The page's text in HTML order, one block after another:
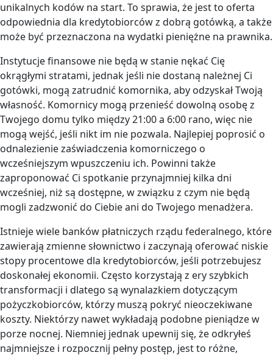
unikalnych kodów na start. To sprawia, że ​​jest to oferta
odpowiednia dla kredytobiorców z dobrą gotówką, a także
może być przeznaczona na wydatki pieniężne na prawnika.
Instytucje finansowe nie będą w stanie nękać Cię
okrągłymi stratami, jednak jeśli nie dostaną należnej Ci
gotówki, mogą zatrudnić komornika, aby odzyskał Twoją
własność. Komornicy mogą przenieść dowolną osobę z
Twojego domu tylko między 21:00 a 6:00 rano, więc nie
mogą wejść, jeśli nikt im nie pozwala. Najlepiej poprosić o
odnalezienie zaświadczenia komorniczego o
wcześniejszym wpuszczeniu ich. Powinni także
zaproponować Ci spotkanie przynajmniej kilka dni
wcześniej, niż są dostępne, w związku z czym nie będą
mogli zadzwonić do Ciebie ani do Twojego menadżera.
Istnieje wiele banków płatniczych rządu federalnego, które
zawierają zmienne słownictwo i zaczynają oferować niskie
stopy procentowe dla kredytobiorców, jeśli potrzebujesz
doskonałej ekonomii. Często korzystają z ery szybkich
transformacji i dlatego są wynalazkiem dotyczącym
pożyczkobiorców, którzy muszą pokryć nieoczekiwane
koszty. Niektórzy nawet wykładają podobne pieniądze w
porze nocnej. Niemniej jednak upewnij się, że odkryłeś
najmniejsze i rozpocznij pełny postęp, jest to różne,